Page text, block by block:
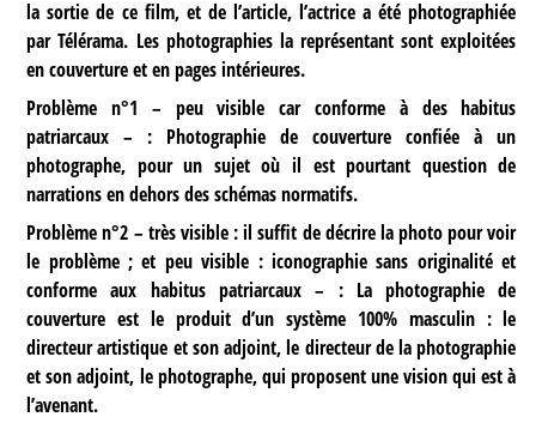
la sortie de ce film, et de l’article, l’actrice a été photographiée
par Télérama. Les photographies la représentant sont exploitées
en couverture et en pages intérieures.
Problème n°1 – peu visible car conforme à des habitus
patriarcaux – : Photographie de couverture confiée à un
photographe, pour un sujet où il est pourtant question de
narrations en dehors des schémas normatifs.
Problème n°2 – très visible : il suffit de décrire la photo pour voir
le problème ; et peu visible : iconographie sans originalité et
conforme aux habitus patriarcaux – : La photographie de
couverture est le produit d’un système 100% masculin : le
directeur artistique et son adjoint, le directeur de la photographie
et son adjoint, le photographe, qui proposent une vision qui est à
l’avenant.